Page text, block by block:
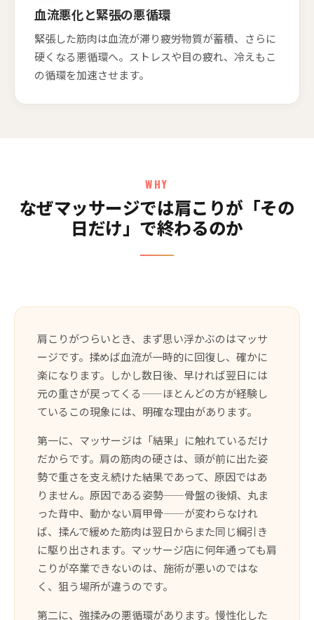
血流悪化と緊張の悪循環
緊張した筋肉は血流が滞り疲労物質が蓄積、さらに
硬くなる悪循環へ。ストレスや目の疲れ、冷えもこ
の循環を加速させます。
WHY
なぜマッサージでは肩こりが「その
日だけ」で終わるのか
肩こりがつらいとき、まず思い浮かぶのはマッサ
ージです。揉めば血流が一時的に回復し、確かに
楽になります。しかし数日後、早ければ翌日には
元の重さが戻ってくる——ほとんどの方が経験し
ているこの現象には、明確な理由があります。
第一に、マッサージは「結果」に触れているだけ
だからです。肩の筋肉の硬さは、頭が前に出た姿
勢で重さを支え続けた結果であって、原因ではあ
りません。原因である姿勢——骨盤の後傾、丸ま
った背中、動かない肩甲骨——が変わらなけれ
ば、揉んで緩めた筋肉は翌日からまた同じ綱引き
に駆り出されます。マッサージ店に何年通っても肩
こりが卒業できないのは、施術が悪いのではな
く、狙う場所が違うのです。
第二に、強揉みの悪循環があります。慢性化した